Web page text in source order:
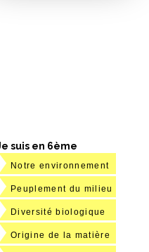
suis en 6ème
Notre environnement
Peuplement du milieu
Diversité biologique
Origine de la matière